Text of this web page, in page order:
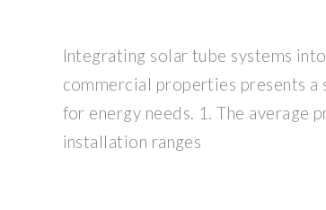
Integrating solar tube systems
commercial properties presents a
for energy needs. 1. The average
installation ranges